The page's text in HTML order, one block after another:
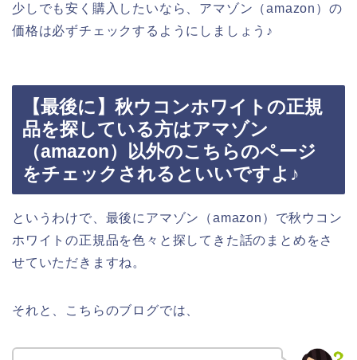
少しでも安く購入したいなら、アマゾン（amazon）の
価格は必ずチェックするようにしましょう♪
【最後に】秋ウコンホワイトの正規
品を探している方はアマゾン
（amazon）以外のこちらのページ
をチェックされるといいですよ♪
というわけで、最後にアマゾン（amazon）で秋ウコン
ホワイトの正規品を色々と探してきた話のまとめをさ
せていただきますね。
それと、こちらのブログでは、